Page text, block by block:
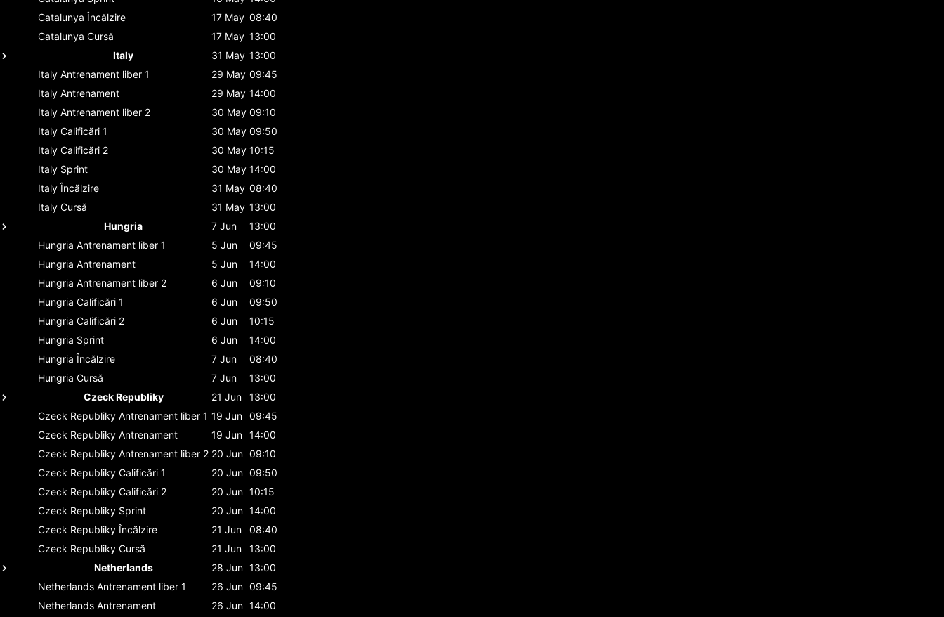
Catalunya Încălzire 17 May 08:40
Catalunya Cursă 17 May 13:00
Italy
31 May 13:00
Italy Antrenament liber 1 29 May 09:45
Italy Antrenament 29 May 14:00
Italy Antrenament liber 2 30 May 09:10
Italy Calificări 1 30 May 09:50
Italy Calificări 2 30 May 10:15
Italy Sprint 30 May 14:00
Italy Încălzire 31 May 08:40
Italy Cursă 31 May 13:00
Hungria
7 Jun
13:00
Hungria Antrenament liber 1 5 Jun
09:45
Hungria Antrenament 5 Jun
14:00
Hungria Antrenament liber 2 6 Jun
09:10
Hungria Calificări 1 6 Jun
09:50
Hungria Calificări 2 6 Jun
10:15
Hungria Sprint 6 Jun
14:00
Hungria Încălzire 7 Jun
08:40
Hungria Cursă 7 Jun
13:00
Czeck Republiky
21 Jun
13:00
Czeck Republiky Antrenament liber 1 19 Jun 09:45
Czeck Republiky Antrenament 19 Jun 14:00
Czeck Republiky Antrenament liber 2 20 Jun 09:10
Czeck Republiky Calificări 1 20 Jun 09:50
Czeck Republiky Calificări 2 20 Jun 10:15
Czeck Republiky Sprint 20 Jun 14:00
Czeck Republiky Încălzire 21 Jun
08:40
Czeck Republiky Cursă 21 Jun
13:00
Netherlands
28 Jun 13:00
Netherlands Antrenament liber 1 26 Jun 09:45
Netherlands Antrenament 26 Jun 14:00